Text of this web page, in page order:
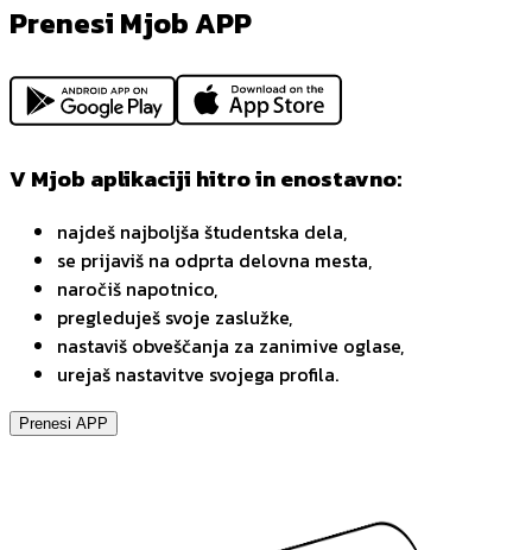
Prenesi Mjob APP
V Mjob aplikaciji hitro in enostavno:
najdeš najboljša študentska dela,
se prijaviš na odprta delovna mesta,
naročiš napotnico,
pregleduješ svoje zaslužke,
nastaviš obveščanja za zanimive oglase,
urejaš nastavitve svojega profila.
Prenesi APP